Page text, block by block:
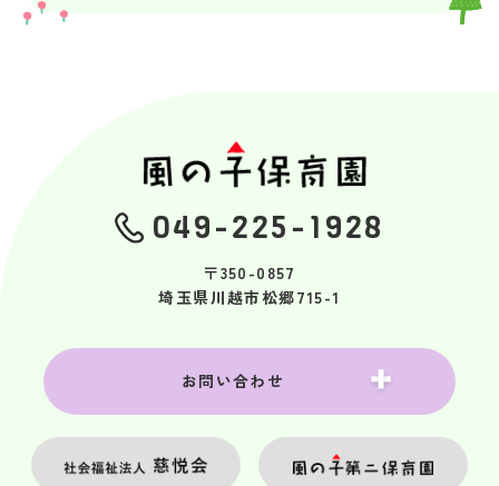
049-225-1928
〒350-0857
埼玉県川越市松郷715-1
お問い合わせ